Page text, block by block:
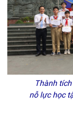
Thành
nỗ lực học